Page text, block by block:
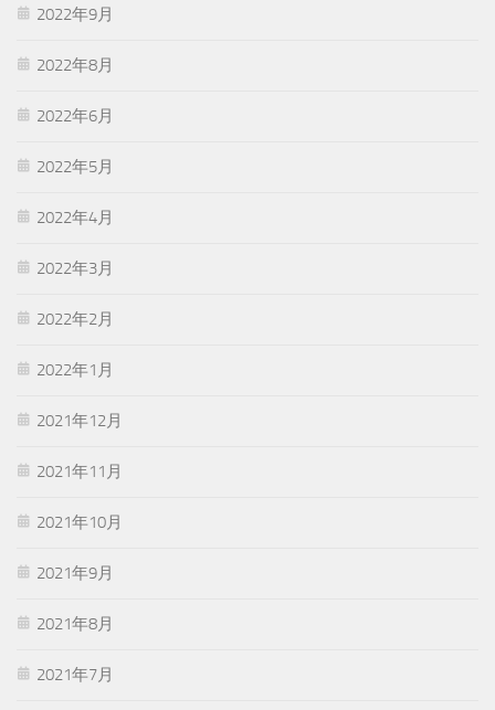
2022年9月
2022年8月
2022年6月
2022年5月
2022年4月
2022年3月
2022年2月
2022年1月
2021年12月
2021年11月
2021年10月
2021年9月
2021年8月
2021年7月